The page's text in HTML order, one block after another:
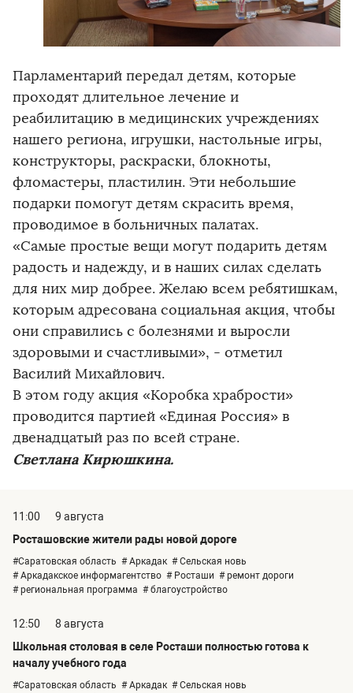
Парламентарий передал детям, которые
проходят длительное лечение и
реабилитацию в медицинских учреждениях
нашего региона, игрушки, настольные игры,
конструкторы, раскраски, блокноты,
фломастеры, пластилин. Эти небольшие
подарки помогут детям скрасить время,
проводимое в больничных палатах.
«Самые простые вещи могут подарить детям
радость и надежду, и в наших силах сделать
для них мир добрее. Желаю всем ребятишкам,
которым адресована социальная акция, чтобы
они справились с болезнями и выросли
здоровыми и счастливыми», - отметил
Василий Михайлович.
В этом году акция «Коробка храбрости»
проводится партией «Единая Россия» в
двенадцатый раз по всей стране.
Светлана Кирюшкина.
11:00
9 августа
Росташовские жители рады новой дороге
#Саратовская область # Аркадак # Сельская новь
# Аркадакское информагентство # Росташи # ремонт дороги
# региональная программа # благоустройство
12:50
8 августа
Школьная столовая в селе Росташи полностью готова к
началу учебного года
#Саратовская область # Аркадак # Сельская новь